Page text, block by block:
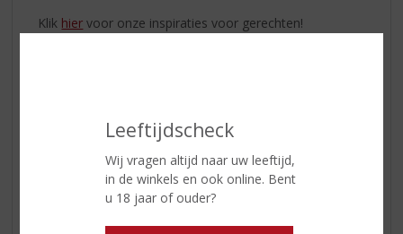
Leeftijdscheck
Wij vragen altijd naar uw leeftijd,
in de winkels en ook online. Bent
u 18 jaar of ouder?
Klik hier voor onze inspiraties voor gerechten!
huis en kijk samen een film!